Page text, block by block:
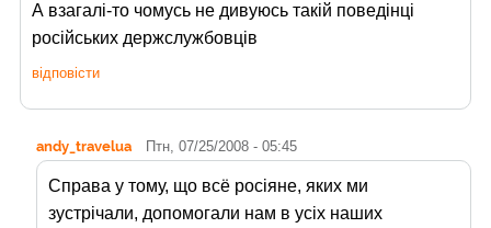
А взагалі-то чомусь не дивуюсь такій поведінці
російських держслужбовців
відповісти
andy_travelua Птн, 07/25/2008 - 05:45
Справа у тому, що всё росіяне, яких ми
зустрічали, допомогали нам в усіх наших